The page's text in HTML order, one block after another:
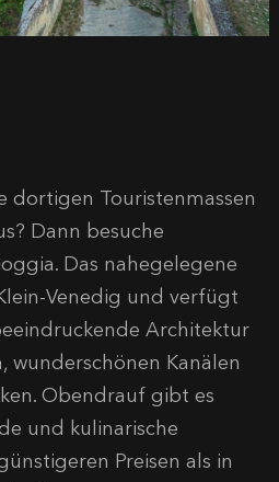
dortigen Touristenmassen
Dann besuche
Das nahegelegene
Venedig und verfügt
Architektur
wunderschönen Kanälen
Obendrauf gibt es
und kulinarische
Preisen als in